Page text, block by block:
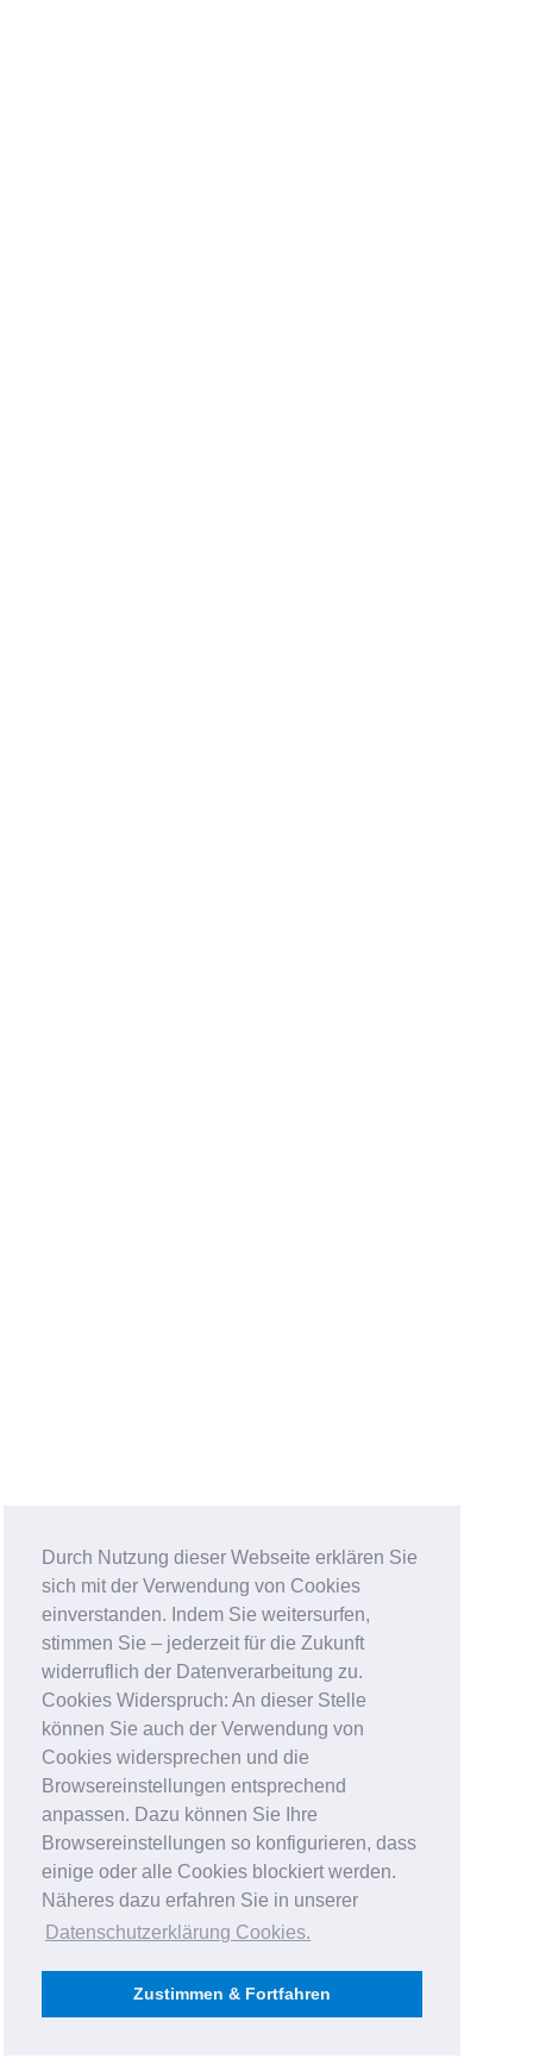
Durch Nutzung dieser Webseite erklären Sie
sich mit der Verwendung von Cookies
einverstanden. Indem Sie weitersurfen,
stimmen Sie – jederzeit für die Zukunft
widerruflich der Datenverarbeitung zu.
Cookies Widerspruch: An dieser Stelle
können Sie auch der Verwendung von
Cookies widersprechen und die
Browsereinstellungen entsprechend
anpassen. Dazu können Sie Ihre
Browsereinstellungen so konfigurieren, dass
einige oder alle Cookies blockiert werden.
Näheres dazu erfahren Sie in unserer
Datenschutzerklärung Cookies.
Zustimmen & Fortfahren